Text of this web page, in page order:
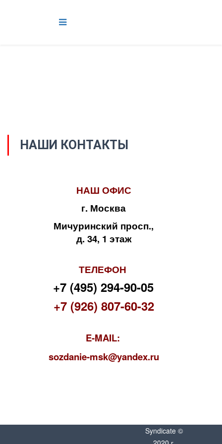
НАШИ КОНТАКТЫ
НАШ ОФИС
г. Москва
Мичуринский просп.,
д. 34, 1 этаж
ТЕЛЕФОН
+7 (495) 294-90-05
+7 (926) 807-60-32
E-MAIL:
sozdanie-msk@yandex.ru
Syndicate ©